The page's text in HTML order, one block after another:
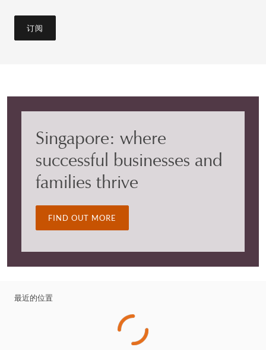
订阅
Singapore: where
successful businesses and
families thrive
FIND OUT MORE
最近的位置